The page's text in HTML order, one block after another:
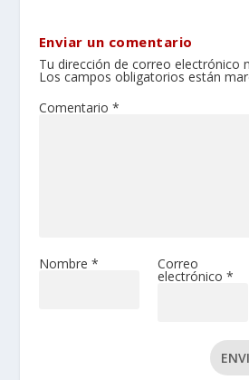
Enviar un comentario
Tu dirección de correo electrónico
Los campos obligatorios están
Comentario *
Nombre * Correo
electrónico *